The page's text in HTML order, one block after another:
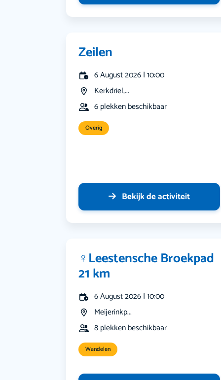
Zeilen
6 August 2026 | 10:00
Kerkdriel,...
6 plekken beschikbaar
Overig
Bekijk de activiteit
‍♀️Leestensche Broekpad
21 km
6 August 2026 | 10:00
Meijerinkp...
8 plekken beschikbaar
Wandelen